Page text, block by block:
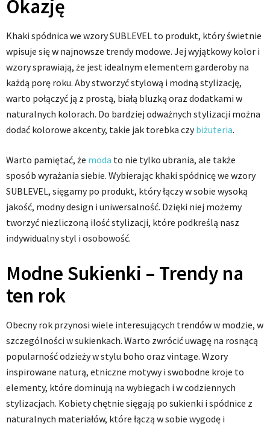
Okazję
Khaki spódnica we wzory SUBLEVEL to produkt, który świetnie
wpisuje się w najnowsze trendy modowe. Jej wyjątkowy kolor i
wzory sprawiają, że jest idealnym elementem garderoby na
każdą porę roku. Aby stworzyć stylową i modną stylizację,
warto połączyć ją z prostą, białą bluzką oraz dodatkami w
naturalnych kolorach. Do bardziej odważnych stylizacji można
dodać kolorowe akcenty, takie jak torebka czybiżuteria.
Warto pamiętać, że moda to nie tylko ubrania, ale także
sposób wyrażania siebie. Wybierając khaki spódnicę we wzory
SUBLEVEL, sięgamy po produkt, który łączy w sobie wysoką
jakość, modny design i uniwersalność. Dzięki niej możemy
tworzyć niezliczoną ilość stylizacji, które podkreślą nasz
indywidualny styl i osobowość.
Modne Sukienki – Trendy na
ten rok
Obecny rok przynosi wiele interesujących trendów w modzie, w
szczególności w sukienkach. Warto zwrócić uwagę na rosnącą
popularność odzieży w stylu boho oraz vintage. Wzory
inspirowane naturą, etniczne motywy i swobodne kroje to
elementy, które dominują na wybiegach i w codziennych
stylizacjach. Kobiety chętnie sięgają po sukienki i spódnice z
naturalnych materiałów, które łączą w sobie wygodę i